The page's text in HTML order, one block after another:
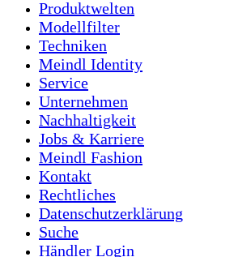
Produktwelten
Modellfilter
Techniken
Meindl Identity
Service
Unternehmen
Nachhaltigkeit
Jobs & Karriere
Meindl Fashion
Kontakt
Rechtliches
Datenschutzerklärung
Suche
Händler Login